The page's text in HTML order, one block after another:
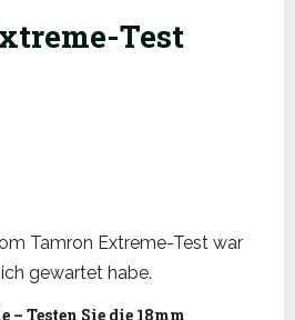
Test
Tamron Extreme-Test war
gewartet habe.
Testen Sie die 18mm